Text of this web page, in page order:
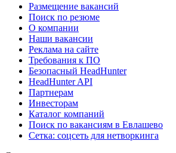
Размещение вакансий
Поиск по резюме
О компании
Наши вакансии
Реклама на сайте
Требования к ПО
Безопасный HeadHunter
HeadHunter API
Партнерам
Инвесторам
Каталог компаний
Поиск по вакансиям в Евлашево
Сетка: соцсеть для нетворкинга